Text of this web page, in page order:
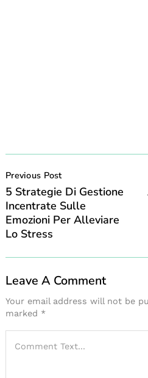
Navigation
Previous Post
5 Strategie Di Gestione
Incentrate Sulle
Emozioni Per Alleviare
Lo Stress
Leave A Comment
Your email address will not be
marked *